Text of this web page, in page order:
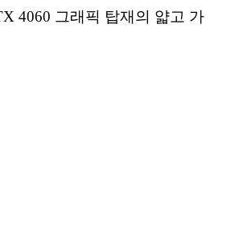
4060 그래픽 탑재의 얇고 가